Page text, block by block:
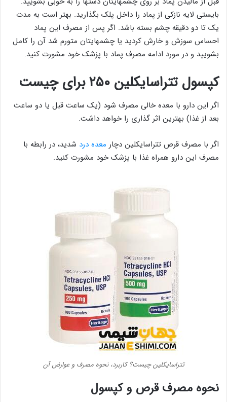
بایستی لایه نازکی از پماد را داخل پلک بگذارید. بهتر است به مدت
یک تا دو دقیقه چشم بسته باشد. اگر پس از مصرف این پماد
احساس سوزش و خارش کردید یا چشمهایتان متورم شد آن را کامل
بشویید و در مورد ادامه مصرف پماد با پزشک خود مشورت کنید.
کپسول تتراسایکلین ۲۵۰ برای چیست
اگر این دارو با معده خالی مصرف شود (یک ساعت قبل یا دو ساعت
بعد از غذا) بهترین اثر گذاری را خواهد داشت.
اگر با مصرف قرص تتراسایکلین دچار معده درد شدید، در رابطه با
مصرف این دارو همراه غذا با پزشک خود مشورت کنید.
تتراسایکلین چیست؟ کاربرد، نحوه مصرف و عوارض آن
نحوه مصرف قرص و کپسول